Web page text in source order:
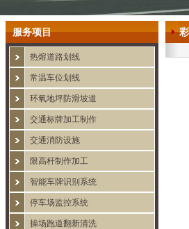
服务项目
热熔道路划线
常温车位划线
环氧地坪防滑坡道
交通标牌加工制作
交通消防设施
限高杆制作加工
智能车牌识别系统
停车场监控系统
操场跑道翻新清洗